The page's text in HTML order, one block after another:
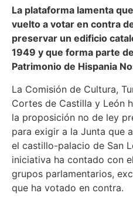
La plataforma lamenta
vuelto a votar en contra
preservar un edificio
1949 y que forma parte
Patrimonio de Hispania
La Comisión de Cultura,
Cortes de Castilla y León
la proposición no de ley
para exigir a la Junta que
el castillo-palacio de San
iniciativa ha contado con
grupos parlamentarios,
que ha votado en contra.